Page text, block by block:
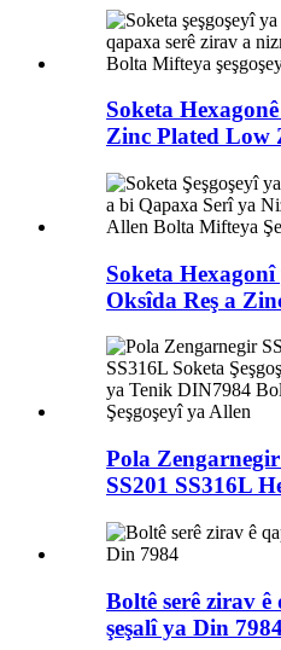
Soketa
Zinc Plated Low
Soketa
Oksîda Reş a
Pola Zengarnegir
SS201 SS316L
Boltê serê zirav ê
şeşalî ya Din